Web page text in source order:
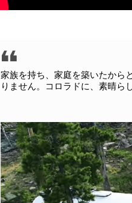
家族を持ち、家庭を築いたから
りません。コロラドに、素晴ら